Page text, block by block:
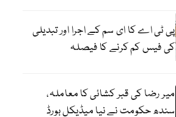
پی ٹی اے کا ای سم کے اجرا اور تبدیلی
کی فیس کم کرنے کا فیصلہ
میر رضا کی قبر کشائی کا معاملہ،
سندھ حکومت نے نیا میڈیکل بورڈ